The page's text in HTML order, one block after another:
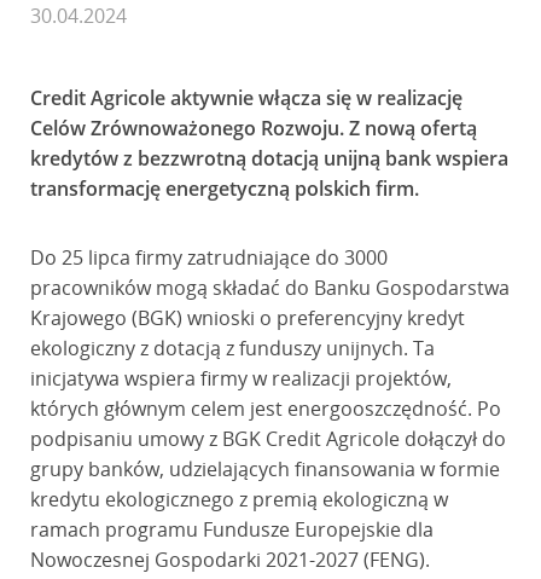
30.04.2024
Credit Agricole aktywnie włącza się w realizację
Celów Zrównoważonego Rozwoju. Z nową ofertą
kredytów z bezzwrotną dotacją unijną bank wspiera
transformację energetyczną polskich firm.
Do 25 lipca firmy zatrudniające do 3000
pracowników mogą składać do Banku Gospodarstwa
Krajowego (BGK) wnioski o preferencyjny kredyt
ekologiczny z dotacją z funduszy unijnych. Ta
inicjatywa wspiera firmy w realizacji projektów,
których głównym celem jest energooszczędność. Po
podpisaniu umowy z BGK Credit Agricole dołączył do
grupy banków, udzielających finansowania w formie
kredytu ekologicznego z premią ekologiczną w
ramach programu Fundusze Europejskie dla
Nowoczesnej Gospodarki 2021-2027 (FENG).